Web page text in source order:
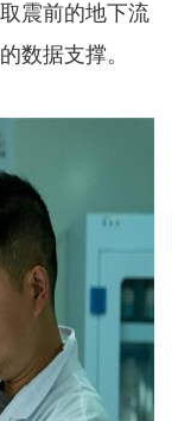
震前的地下流
数据支撑。